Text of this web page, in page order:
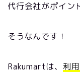
代行会社がポイン
そうなんです！
Rakumartは、 利